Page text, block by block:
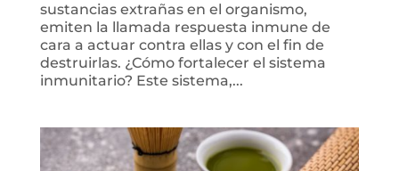
sustancias extrañas en el organismo,
emiten la llamada respuesta inmune de
cara a actuar contra ellas y con el fin de
destruirlas. ¿Cómo fortalecer el sistema
inmunitario? Este sistema,...